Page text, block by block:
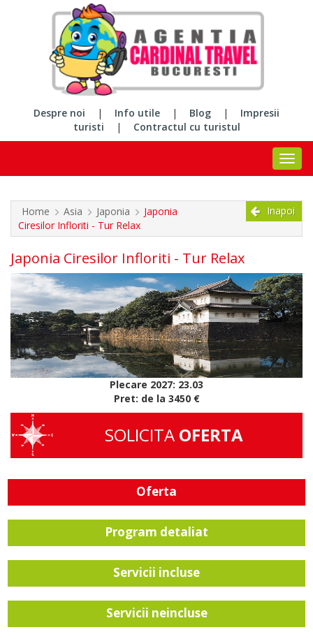
Despre noi | Info utile | Blog |
Impresii
turisti
| Contractul cu turistul
Home Asia Japonia
Japonia
Ciresilor Infloriti - Tur Relax
Inapoi
Japonia Ciresilor Infloriti - Tur Relax
Plecare 2027: 23.03
Pret: de la 3450 €
SOLICITA OFERTA
Oferta
Program detaliat
Servicii incluse
Servicii neincluse